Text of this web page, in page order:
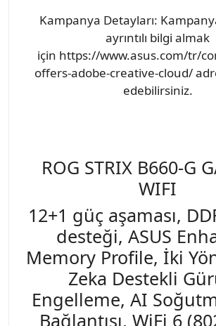
Kampanya Detayları:
ayrıntılı bilgi almak
için https://www.asus.com/tr/
offers-adobe-creative-cloud/
edebilirsiniz.
ROG STRIX B660-G
WIFI
12+1 güç aşaması,
desteği, ASUS
Memory Profile, İki
Zeka Destekli
Engelleme, AI
Bağlantısı, WiFi 6